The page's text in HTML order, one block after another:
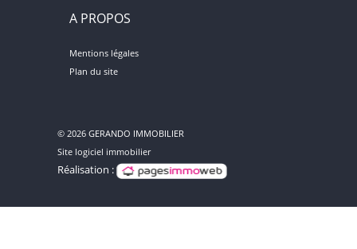
A PROPOS
Mentions légales
Plan du site
© 2026 GERANDO IMMOBILIER
Site logiciel immobilier
Réalisation :